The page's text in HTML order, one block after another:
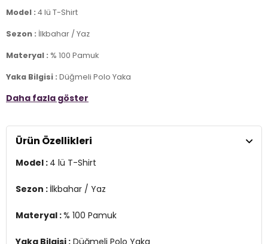
Model : 4 lü T-Shirt
Sezon : İlkbahar / Yaz
Materyal : % 100 Pamuk
Yaka Bilgisi : Düğmeli Polo Yaka
Kol Bilgisi :Kısa Kol
Üretim Yeri :Türkiye
Daha fazla göster
Ürün Özellikleri
Model : 4 lü T-Shirt
Sezon : İlkbahar / Yaz
Materyal :% 100 Pamuk
Yaka Bilgisi : Düğmeli Polo Yaka